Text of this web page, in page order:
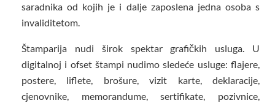
saradnika od kojih je i dalje zaposlena jedna osoba s
invaliditetom.
Štamparija nudi širok spektar grafičkih usluga. U
digitalnoj i ofset štampi nudimo sledeće usluge: flajere,
postere, liflete, brošure, vizit karte, deklaracije,
cjenovnike, memorandume, sertifikate, pozivnice,